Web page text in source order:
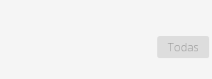
Todas